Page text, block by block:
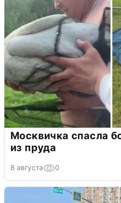
Москвичка спасла
из пруда
8 августа 0